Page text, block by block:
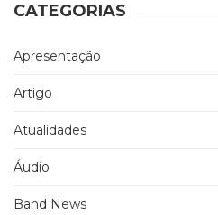
CATEGORIAS
Apresentação
Artigo
Atualidades
Áudio
Band News